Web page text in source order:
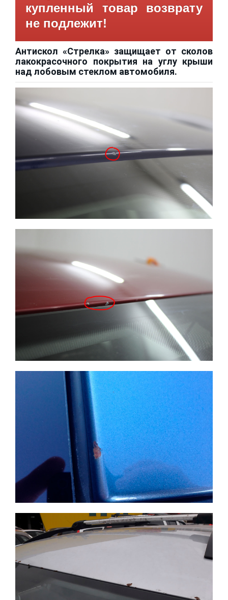
купленный товар возврату
не подлежит!
Антискол «Стрелка» защищает от сколов
лакокрасочного покрытия на углу крыши
над лобовым стеклом автомобиля.